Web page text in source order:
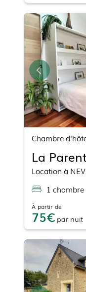
Chambre
La
Location à
1 chambre
À partir de
75 par nuit